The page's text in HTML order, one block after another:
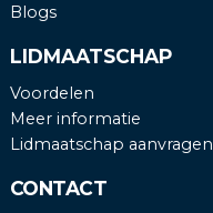
Blogs
LIDMAATSCHAP
Voordelen
Meer informatie
Lidmaatschap aanvragen
CONTACT